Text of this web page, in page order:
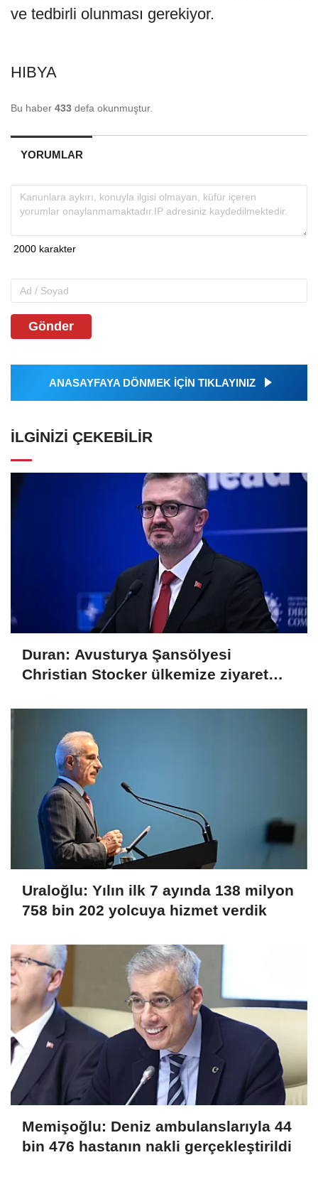
ve tedbirli olunması gerekiyor.
HIBYA
Bu haber 433 defa okunmuştur.
YORUMLAR
Gönder
ANASAYFAYA DÖNMEK İÇİN TIKLAYINIZ
İLGINIZI ÇEKEBILIR
Duran: Avusturya Şansölyesi
Christian Stocker ülkemize ziyaret
Uraloğlu: Yılın ilk 7 ayında 138 milyon
758 bin 202 yolcuya hizmet verdik
Memişoğlu: Deniz ambulanslarıyla 44
bin 476 hastanın nakli gerçekleştirildi